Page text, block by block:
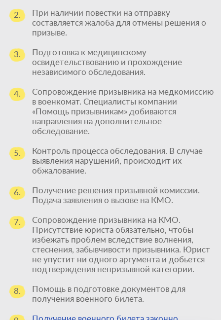
Единственный
2.
При наличии повестки на отправку
составляется жалоба для отмены решения о
призыве.
3.
Подготовка к медицинскому
освидетельствованию и прохождение
независимого обследования.
4.
Сопровождение призывника на медкомиссию
в военкомат. Специалисты компании
«Помощь призывникам» добиваются
направления на дополнительное
обследование.
5.
Контроль процесса обследования. В случае
выявления нарушений, происходит их
обжалование.
6.
Получение решения призывной комиссии.
Подача заявления о вызове на КМО.
7.
Сопровождение призывника на КМО.
Присутствие юриста обязательно, чтобы
избежать проблем вследствие волнения,
стеснения, забывчивости призывника. Юрист
не упустит ни одного аргумента и добьется
подтверждения непризывной категории.
8.
Помощь в подготовке документов для
получения военного билета.